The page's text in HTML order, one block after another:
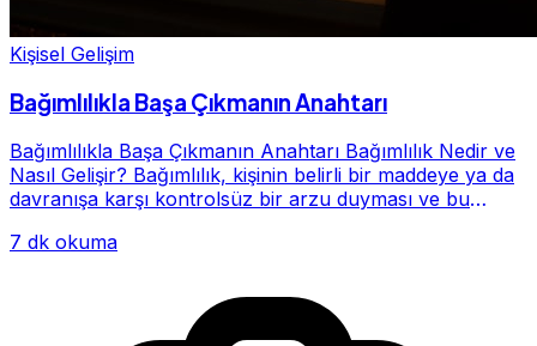
Kişisel Gelişim
Bağımlılıkla Başa Çıkmanın Anahtarı
Bağımlılıkla Başa Çıkmanın Anahtarı Bağımlılık Nedir ve
Nasıl Gelişir? Bağımlılık, kişinin belirli bir maddeye ya da
davranışa karşı kontrolsüz bir arzu duyması ve bu
7 dk okuma